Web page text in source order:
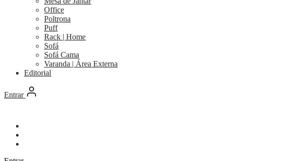
Office
Poltrona
Puff
Rack | Home
Sofá
Sofá Cama
Varanda | Área Externa
Editorial
Entrar